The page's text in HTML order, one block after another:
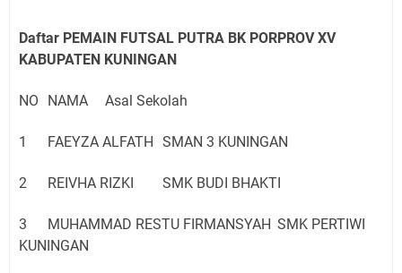
Daftar PEMAIN FUTSAL PUTRA BK PORPROV XV
KABUPATEN KUNINGAN
NO NAMA Asal Sekolah
1 FAEYZA ALFATH SMAN 3 KUNINGAN
2 REIVHA RIZKI SMK BUDI BHAKTI
3 MUHAMMAD RESTU FIRMANSYAH SMK PERTIWI
KUNINGAN